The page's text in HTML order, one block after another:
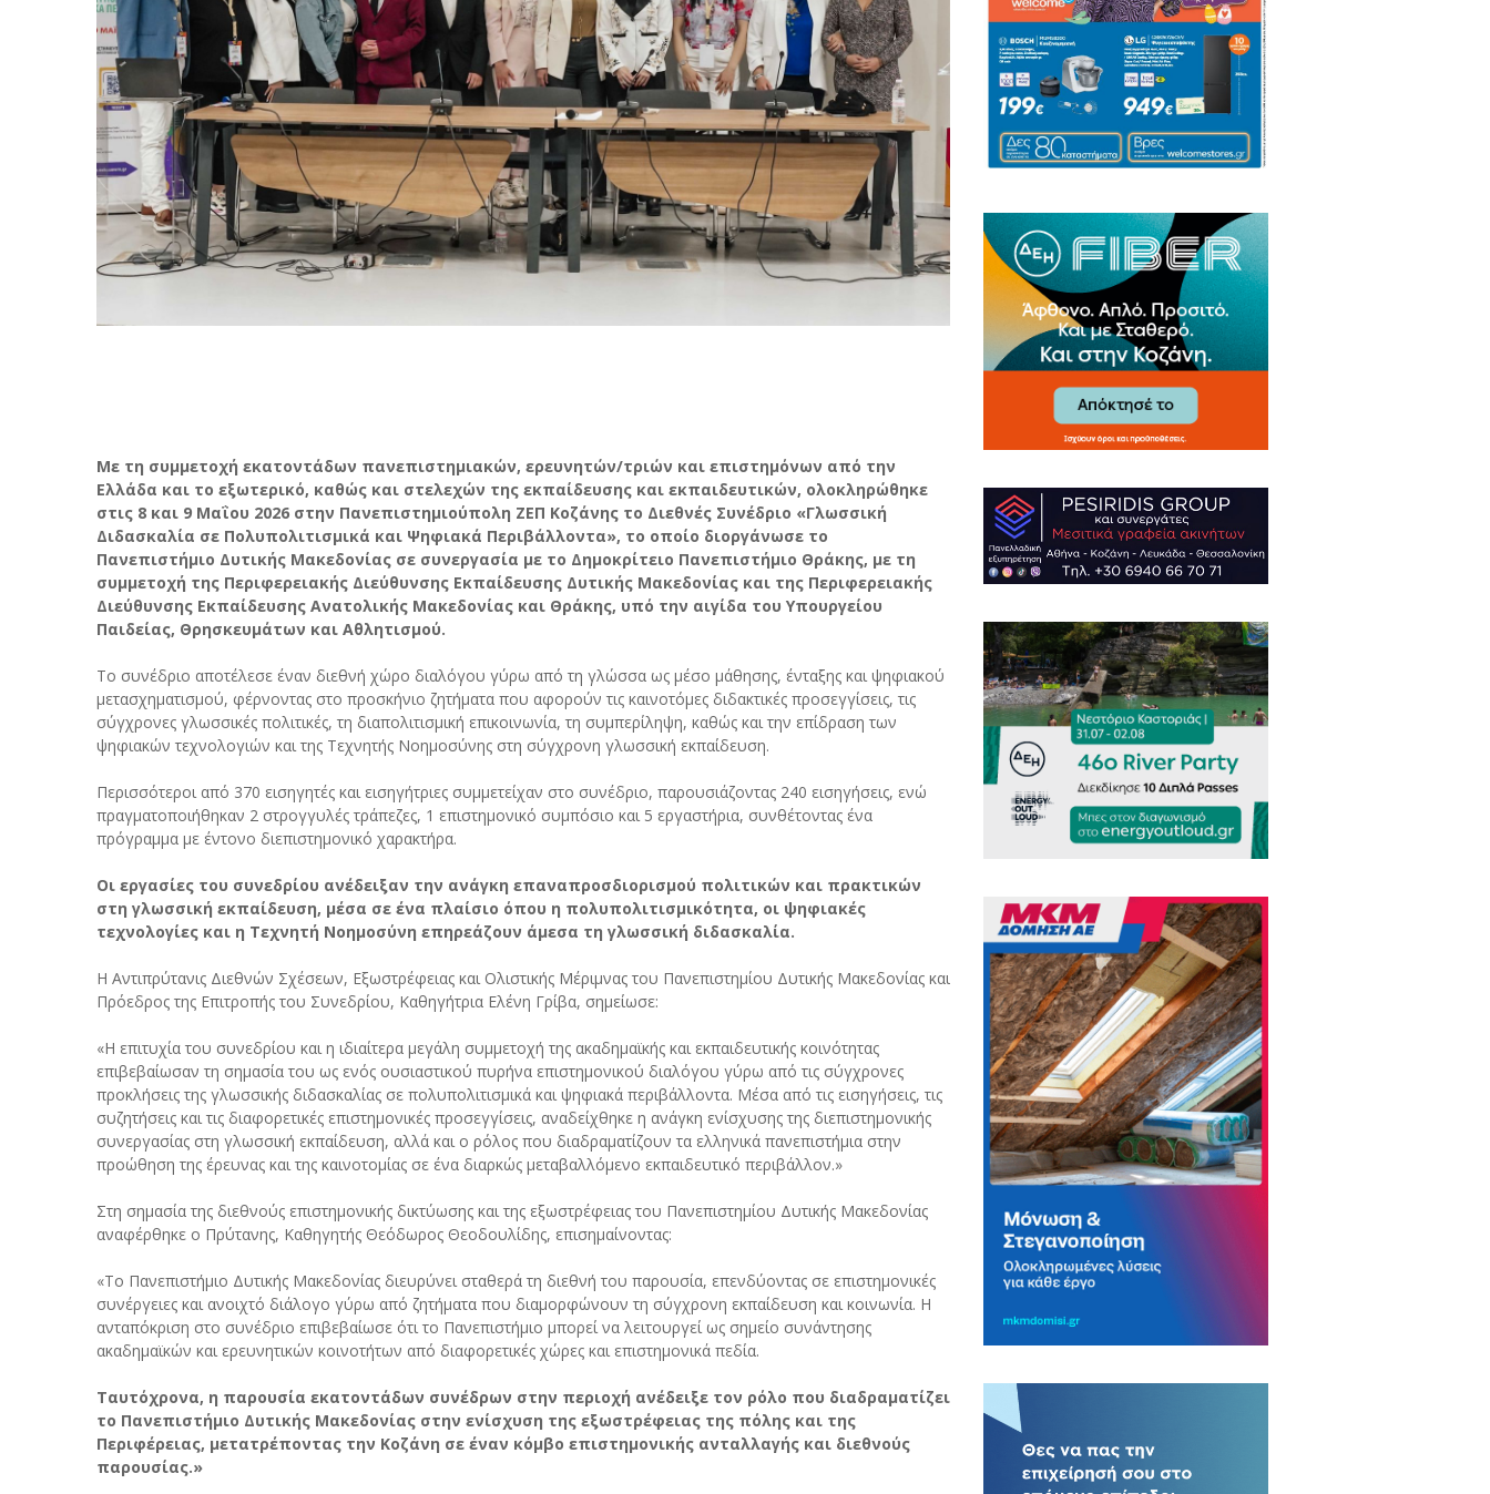
Με τη συμμετοχή εκατοντάδων πανεπιστημιακών, ερευνητών/τριών και επιστημόνων από την
Ελλάδα και το εξωτερικό, καθώς και στελεχών της εκπαίδευσης και εκπαιδευτικών, ολοκληρώθηκε
στις 8 και 9 Μαΐου 2026 στην Πανεπιστημιούπολη ΖΕΠ Κοζάνης το Διεθνές Συνέδριο «Γλωσσική
Διδασκαλία σε Πολυπολιτισμικά και Ψηφιακά Περιβάλλοντα», το οποίο διοργάνωσε το
Πανεπιστήμιο Δυτικής Μακεδονίας σε συνεργασία με το Δημοκρίτειο Πανεπιστήμιο Θράκης, με τη
συμμετοχή της Περιφερειακής Διεύθυνσης Εκπαίδευσης Δυτικής Μακεδονίας και της Περιφερειακής
Διεύθυνσης Εκπαίδευσης Ανατολικής Μακεδονίας και Θράκης, υπό την αιγίδα του Υπουργείου
Παιδείας, Θρησκευμάτων και Αθλητισμού.
Το συνέδριο αποτέλεσε έναν διεθνή χώρο διαλόγου γύρω από τη γλώσσα ως μέσο μάθησης, ένταξης και ψηφιακού
μετασχηματισμού, φέρνοντας στο προσκήνιο ζητήματα που αφορούν τις καινοτόμες διδακτικές προσεγγίσεις, τις
σύγχρονες γλωσσικές πολιτικές, τη διαπολιτισμική επικοινωνία, τη συμπερίληψη, καθώς και την επίδραση των
ψηφιακών τεχνολογιών και της Τεχνητής Νοημοσύνης στη σύγχρονη γλωσσική εκπαίδευση.
Περισσότεροι από 370 εισηγητές και εισηγήτριες συμμετείχαν στο συνέδριο, παρουσιάζοντας 240 εισηγήσεις, ενώ
πραγματοποιήθηκαν 2 στρογγυλές τράπεζες, 1 επιστημονικό συμπόσιο και 5 εργαστήρια, συνθέτοντας ένα
πρόγραμμα με έντονο διεπιστημονικό χαρακτήρα.
Οι εργασίες του συνεδρίου ανέδειξαν την ανάγκη επαναπροσδιορισμού πολιτικών και πρακτικών
στη γλωσσική εκπαίδευση, μέσα σε ένα πλαίσιο όπου η πολυπολιτισμικότητα, οι ψηφιακές
τεχνολογίες και η Τεχνητή Νοημοσύνη επηρεάζουν άμεσα τη γλωσσική διδασκαλία.
Η Αντιπρύτανις Διεθνών Σχέσεων, Εξωστρέφειας και Ολιστικής Μέριμνας του Πανεπιστημίου Δυτικής Μακεδονίας και
Πρόεδρος της Επιτροπής του Συνεδρίου, Καθηγήτρια Ελένη Γρίβα, σημείωσε:
«Η επιτυχία του συνεδρίου και η ιδιαίτερα μεγάλη συμμετοχή της ακαδημαϊκής και εκπαιδευτικής κοινότητας
επιβεβαίωσαν τη σημασία του ως ενός ουσιαστικού πυρήνα επιστημονικού διαλόγου γύρω από τις σύγχρονες
προκλήσεις της γλωσσικής διδασκαλίας σε πολυπολιτισμικά και ψηφιακά περιβάλλοντα. Μέσα από τις εισηγήσεις, τις
συζητήσεις και τις διαφορετικές επιστημονικές προσεγγίσεις, αναδείχθηκε η ανάγκη ενίσχυσης της διεπιστημονικής
συνεργασίας στη γλωσσική εκπαίδευση, αλλά και ο ρόλος που διαδραματίζουν τα ελληνικά πανεπιστήμια στην
προώθηση της έρευνας και της καινοτομίας σε ένα διαρκώς μεταβαλλόμενο εκπαιδευτικό περιβάλλον.»
Στη σημασία της διεθνούς επιστημονικής δικτύωσης και της εξωστρέφειας του Πανεπιστημίου Δυτικής Μακεδονίας
αναφέρθηκε ο Πρύτανης, Καθηγητής Θεόδωρος Θεοδουλίδης, επισημαίνοντας:
«Το Πανεπιστήμιο Δυτικής Μακεδονίας διευρύνει σταθερά τη διεθνή του παρουσία, επενδύοντας σε επιστημονικές
συνέργειες και ανοιχτό διάλογο γύρω από ζητήματα που διαμορφώνουν τη σύγχρονη εκπαίδευση και κοινωνία. Η
ανταπόκριση στο συνέδριο επιβεβαίωσε ότι το Πανεπιστήμιο μπορεί να λειτουργεί ως σημείο συνάντησης
ακαδημαϊκών και ερευνητικών κοινοτήτων από διαφορετικές χώρες και επιστημονικά πεδία.
Ταυτόχρονα, η παρουσία εκατοντάδων συνέδρων στην περιοχή ανέδειξε τον ρόλο που διαδραματίζει
το Πανεπιστήμιο Δυτικής Μακεδονίας στην ενίσχυση της εξωστρέφειας της πόλης και της
Περιφέρειας, μετατρέποντας την Κοζάνη σε έναν κόμβο επιστημονικής ανταλλαγής και διεθνούς
παρουσίας.»